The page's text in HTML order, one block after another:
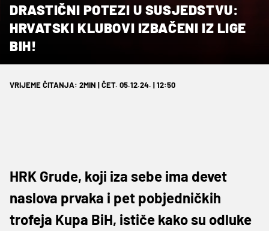
DRASTIČNI POTEZI U SUSJEDSTVU:
HRVATSKI KLUBOVI IZBAČENI IZ LIGE
BIH!
VRIJEME ČITANJA: 2MIN | ČET. 05.12.24. | 12:50
HRK Grude, koji iza sebe ima devet
naslova prvaka i pet pobjedničkih
trofeja Kupa BiH, ističe kako su odluke